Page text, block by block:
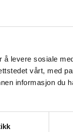
levere sosiale
vårt, med
informasjon du